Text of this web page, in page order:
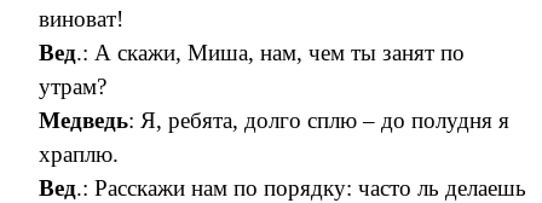
виноват!
Вед.: А скажи, Миша, нам, чем ты занят по
утрам?
Медведь: Я, ребята, долго сплю – до полудня я
храплю.
Вед.: Расскажи нам по порядку: часто ль делаешь